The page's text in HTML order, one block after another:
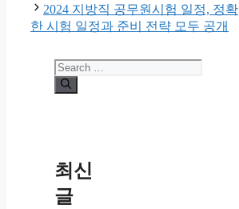
2024 지방직 공무원시험 일정, 정확
한 시험 일정과 준비 전략 모두 공개
Search
for:
최신
글